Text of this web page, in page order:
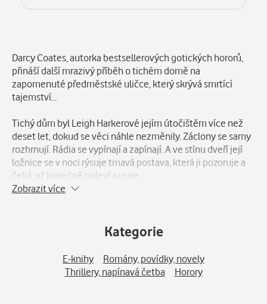
Darcy Coates, autorka bestsellerových gotických hororů,
přináší další mrazivý příběh o tichém domě na
zapomenuté předměstské uličce, který skrývá smrtící
tajemství...
Tichý dům byl Leigh Harkerové jejím útočištěm více než
deset let, dokud se věci náhle nezměnily. Záclony se samy
rozhrnují. Rádia se vypínají a zapínají. A ve stínu dveří její
ložnice se v noci rýsuje tmavá postava, která ji pozoruje a
čeká, až konečně poleví a usne.
něčemu děsivějšímu, než si kdy dokázala představit.
Ze zamčených dveří pod schody prosakuje jedovatý stín.
Klika přes noc chrastí a nehty škrábou o dřevo. Její domov
skrývá nebezpečná tajemství a teď, když je Leigh
Zobrazit více
Kategorie
E-knihy
Romány, povídky, novely
Thrillery, napínavá četba
Horory